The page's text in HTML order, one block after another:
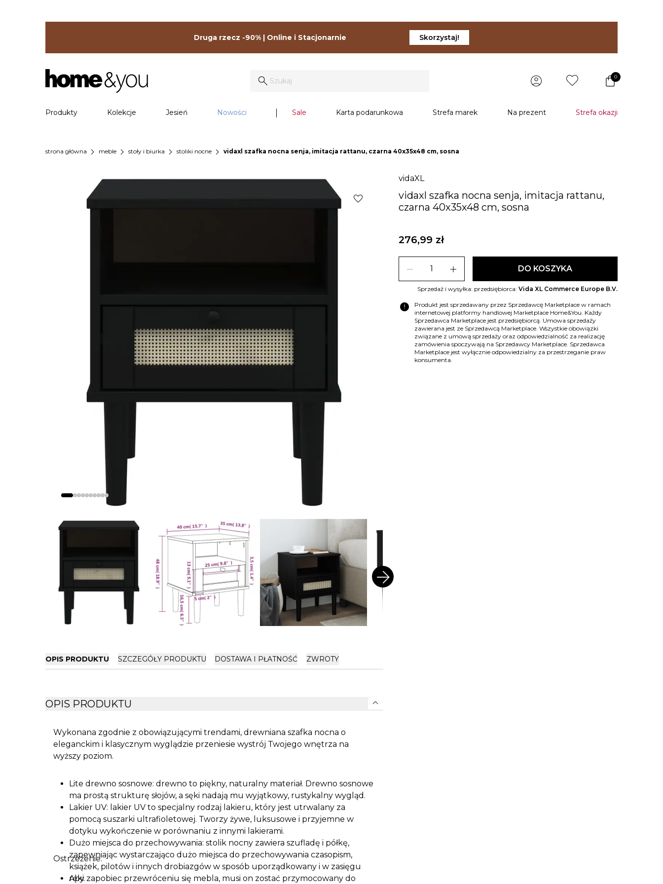
Druga rzecz -90% | Online i Stacjonarnie Skorzystaj!
0
Produkty Kolekcje Jesień Nowości Sale Karta podarunkowa Strefa marek Na prezent Strefa okazji
strona główna chevron_right meble chevron_right stoły i biurka chevron_right stoliki nocne chevron_right vidaxl szafka nocna senja, imitacja rattanu, czarna 40x35x48 cm, sosna
vidaXL
vidaxl szafka nocna senja, imitacja rattanu,
czarna 40x35x48 cm, sosna
276,99 zł
remove add DO KOSZYKA
Sprzedaż i wysyłka: przedsiębiorca: Vida XL Commerce Europe B.V.
error
Produkt jest sprzedawany przez Sprzedawcę Marketplace w ramach
internetowej platformy handlowej Marketplace Home&You. Każdy
Sprzedawca Marketplace jest przedsiębiorcą. Umowa sprzedaży
zawierana jest ze Sprzedawcą Marketplace. Wszystkie obowiązki
związane z umową sprzedaży oraz odpowiedzialność za realizację
zamówienia spoczywają na Sprzedawcy Marketplace. Sprzedawca
Marketplace jest wyłącznie odpowiedzialny za przestrzeganie praw
konsumenta.
favorite
arrow_forward
OPIS PRODUKTU SZCZEGÓŁY PRODUKTU DOSTAWA I PŁATNOŚĆ ZWROTY
OPIS PRODUKTU expand_more
Wykonana zgodnie z obowiązującymi trendami, drewniana szafka nocna o
eleganckim i klasycznym wyglądzie przeniesie wystrój Twojego wnętrza na
wyższy poziom.
Lite drewno sosnowe: drewno to piękny, naturalny materiał. Drewno sosnowe
ma prostą strukturę słojów, a sęki nadają mu wyjątkowy, rustykalny wygląd.
Lakier UV: lakier UV to specjalny rodzaj lakieru, który jest utrwalany za
pomocą suszarki ultrafioletowej. Tworzy żywe, luksusowe i przyjemne w
dotyku wykończenie w porównaniu z innymi lakierami.
Dużo miejsca do przechowywania: stolik nocny zawiera szufladę i półkę,
zapewniając wystarczająco dużo miejsca do przechowywania czasopism,
książek, pilotów i innych drobiazgów w sposób uporządkowany i w zasięgu
ręki.
Ostrzeżenie:
Aby zapobiec przewróceniu się mebla, musi on zostać przymocowany do